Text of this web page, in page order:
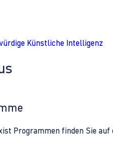
Künstliche Intelligenz
Programmen finden Sie